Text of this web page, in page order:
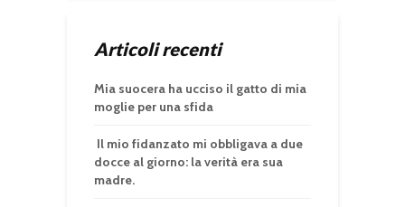
Articoli recenti
Mia suocera ha ucciso il gatto di mia
moglie per una sfida
Il mio fidanzato mi obbligava a due
docce al giorno: la verità era sua
madre.